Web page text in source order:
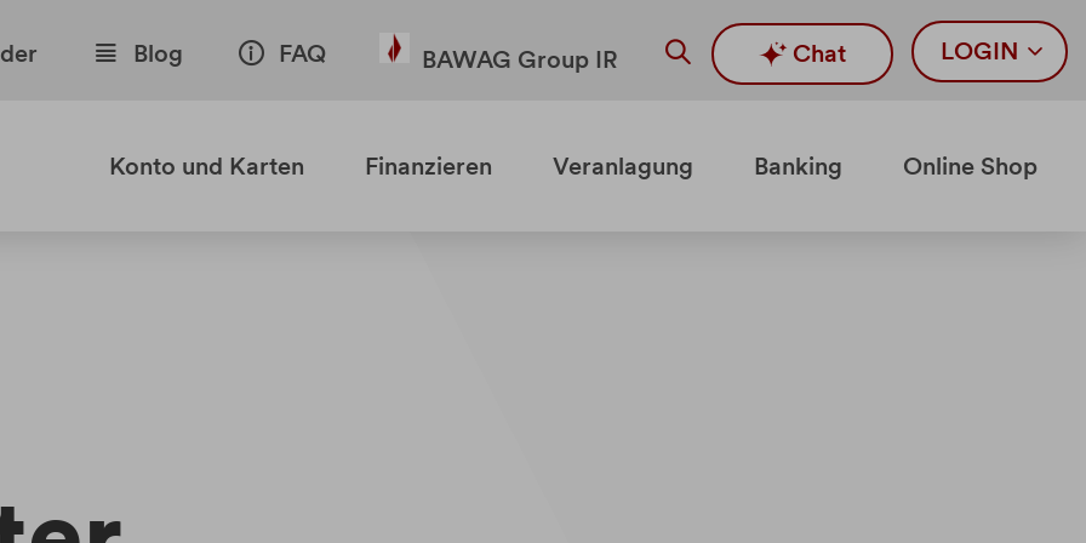
Blog FAQ BAWAG Group IR Chat LOGIN
Konto und Karten Finanzieren Veranlagung Banking Online Shop